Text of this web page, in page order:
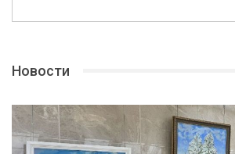
Новости